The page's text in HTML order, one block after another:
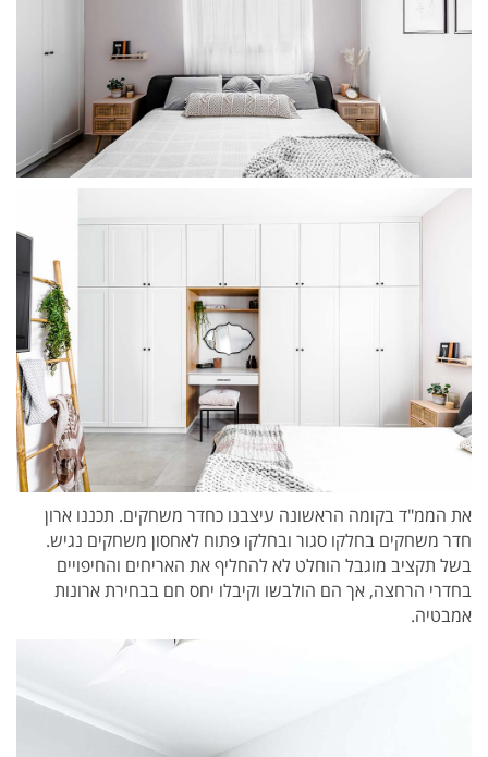
את הממ"ד בקומה הראשונה עיצבנו כחדר משחקים. תכננו ארון
חדר משחקים בחלקו סגור ובחלקו פתוח לאחסון משחקים נגיש.
בשל תקציב מוגבל הוחלט לא להחליף את האריחים והחיפויים
בחדרי הרחצה, אך הם הולבשו וקיבלו יחס חם בבחירת ארונות
אמבטיה.